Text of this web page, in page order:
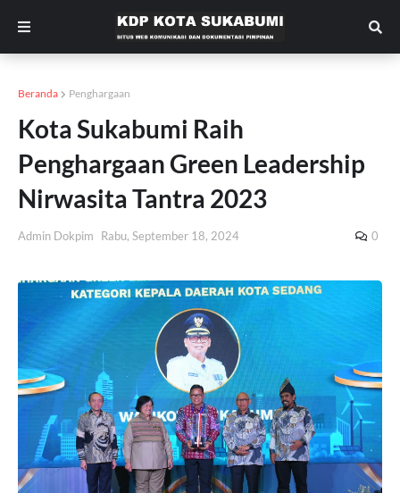
Beranda Penghargaan
Kota Sukabumi Raih
Penghargaan Green Leadership
Nirwasita Tantra 2023
Admin Dokpim Rabu, September 18, 2024 0